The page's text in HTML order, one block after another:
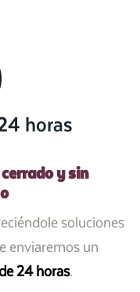
horas
cerrado y sin
soluciones
enviaremos un
24 horas.